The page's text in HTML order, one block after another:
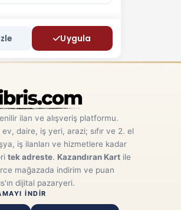
Uygula
ilan ve alışveriş platformu.
ev, daire, iş yeri, arazi; sıfır ve 2. el
iş ilanları ve hizmetlere kadar
tek adreste. Kazandıran Kartile
mağazada indirim ve puan
dijital pazaryeri.
INDIR